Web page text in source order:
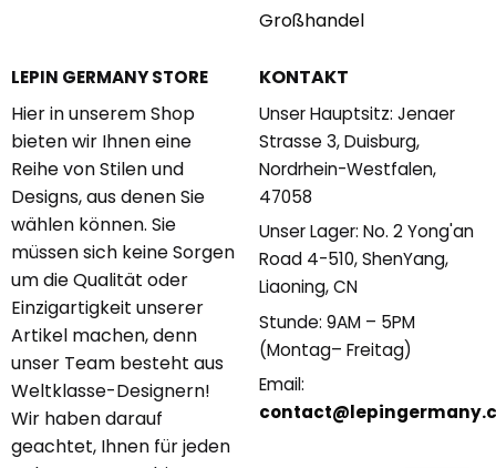
Großhandel
LEPIN GERMANY STORE
Hier in unserem Shop
bieten wir Ihnen eine
Reihe von Stilen und
Designs, aus denen Sie
wählen können. Sie
müssen sich keine Sorgen
um die Qualität oder
Einzigartigkeit unserer
Artikel machen, denn
unser Team besteht aus
Weltklasse-Designern!
Wir haben darauf
geachtet, Ihnen für jeden
KONTAKT
Unser Hauptsitz: Jenaer
Strasse 3, Duisburg,
Nordrhein-Westfalen,
47058
Unser Lager: No. 2 Yong'an
Road 4-510, ShenYang,
Liaoning, CN
Stunde: 9AM – 5PM
(Montag– Freitag)
Email: